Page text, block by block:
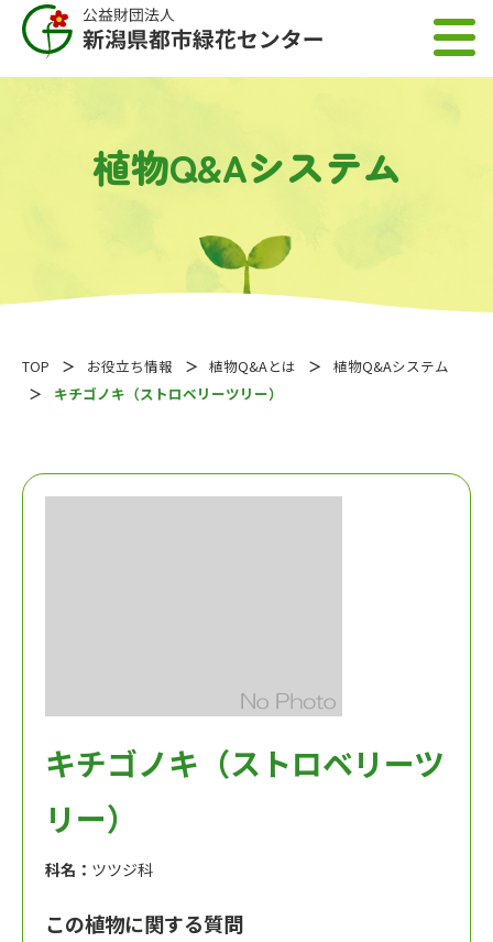
植物Q&Aシステム
TOP お役立ち情報 植物Q&Aとは
植物Q&Aシステム
キチゴノキ（ストロベリーツリー）
キチゴノキ（ストロベリーツ
リー）
科名： ツツジ科
この植物に関する質問